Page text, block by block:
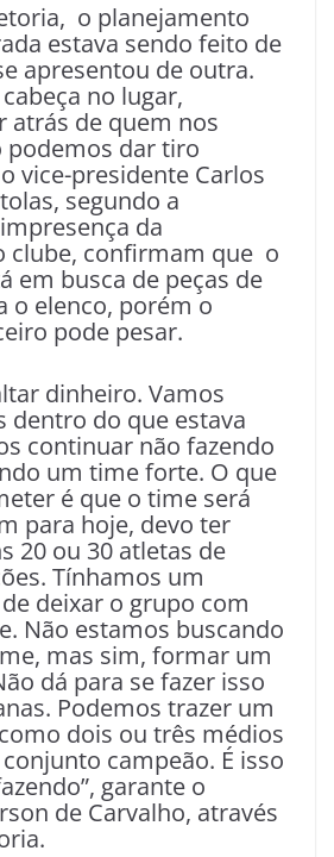
o planejamento
estava sendo feito de
apresentou de outra.
no lugar,
atrás de quem nos
podemos dar tiro
vice-presidente Carlos
segundo a
da
clube, confirmam que o
em busca de peças de
o elenco, porém o
pode pesar.
dinheiro. Vamos
dentro do que estava
continuar não fazendo
um time forte. O que
é que o time será
para hoje, devo ter
20 ou 30 atletas de
Tínhamos um
deixar o grupo com
Não estamos buscando
mas sim, formar um
dá para se fazer isso
Podemos trazer um
dois ou três médios
campeão. É isso
garante o
de Carvalho, através